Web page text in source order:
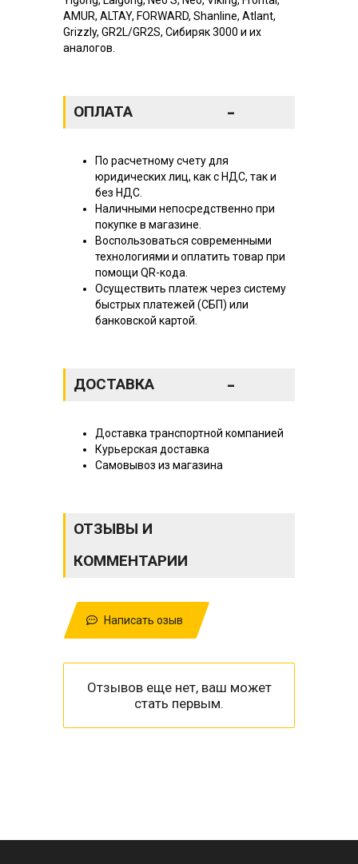
AMUR, ALTAY, FORWARD, Shanline, Atlant,
Grizzly, GR2L/GR2S, Сибиряк 3000 и их
аналогов.
ОПЛАТА -
По расчетному счету для
юридических лиц, как с НДС, так и
без НДС.
Наличными непосредственно при
покупке в магазине.
Воспользоваться современными
технологиями и оплатить товар при
помощи QR-кода.
Осуществить платеж через систему
быстрых платежей (СБП) или
банковской картой.
ДОСТАВКА -
Доставка транспортной компанией
Курьерская доставка
Самовывоз из магазина
ОТЗЫВЫ И
КОММЕНТАРИИ
Написать озыв
Отзывов еще нет, ваш может
стать первым.